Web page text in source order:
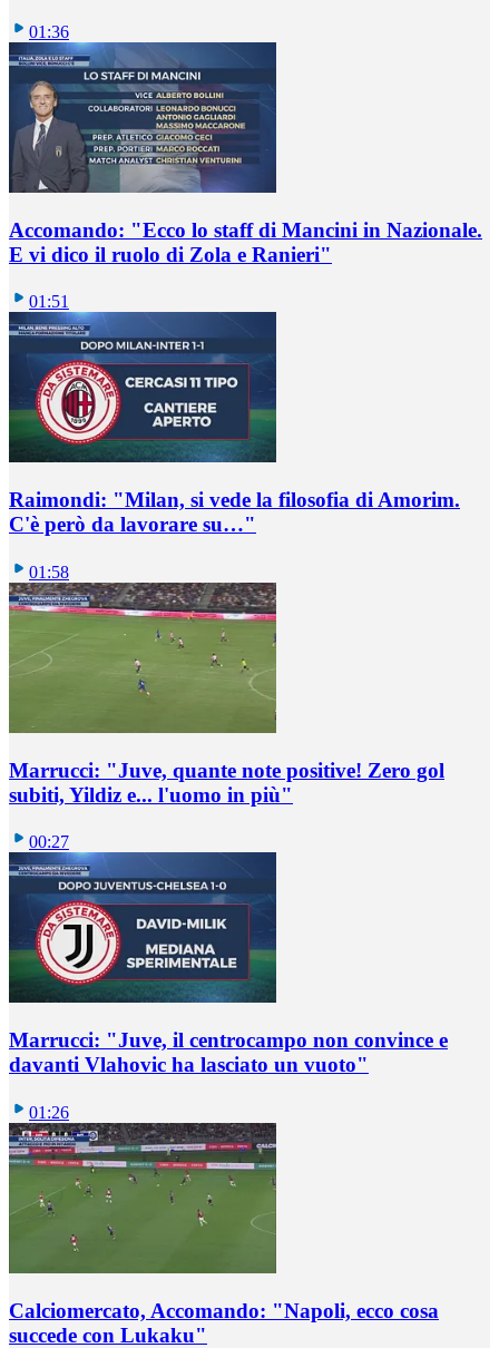
01:36
Accomando: "Ecco lo staff di Mancini in Nazionale.
E vi dico il ruolo di Zola e Ranieri"
01:51
Raimondi: "Milan, si vede la filosofia di Amorim.
C'è però da lavorare su…"
01:58
Marrucci: "Juve, quante note positive! Zero gol
subiti, Yildiz e... l'uomo in più"
00:27
Marrucci: "Juve, il centrocampo non convince e
davanti Vlahovic ha lasciato un vuoto"
01:26
Calciomercato, Accomando: "Napoli, ecco cosa
succede con Lukaku"